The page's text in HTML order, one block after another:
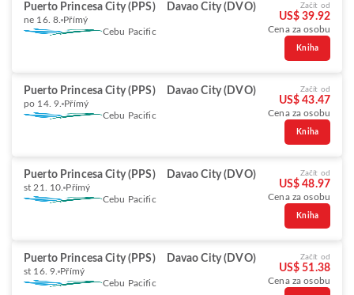
Puerto Princesa City (PPS) Davao City (DVO)
ne 16. 8. Přímý
Cebu Pacific
Začít od
US$ 39.92
Cena za osobu
Kniha
Puerto Princesa City (PPS) Davao City (DVO)
po 14. 9. Přímý
Cebu Pacific
Začít od
US$ 43.47
Cena za osobu
Kniha
Puerto Princesa City (PPS) Davao City (DVO)
st 21. 10. Přímý
Cebu Pacific
Začít od
US$ 48.97
Cena za osobu
Kniha
Puerto Princesa City (PPS) Davao City (DVO)
st 16. 9. Přímý
Cebu Pacific
Začít od
US$ 51.38
Cena za osobu